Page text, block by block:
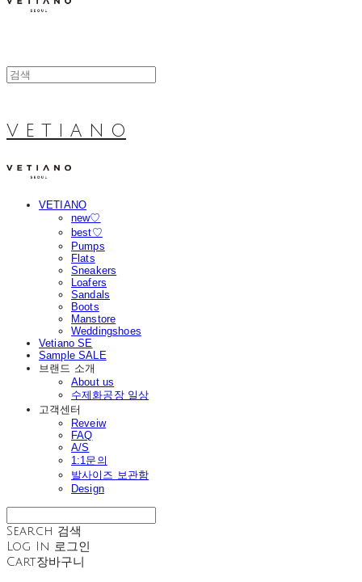
V E T I A N O
VETIANO
new♡
best♡
Pumps
Flats
Sneakers
Loafers
Sandals
Boots
Manstore
Weddingshoes
Vetiano SE
Sample SALE
브랜드 소개
About us
수제화공장 일상
고객센터
Reveiw
FAQ
A/S
1:1문의
발사이즈 보관함
Design
Search 검색
Log In 로그인
Cart장바구니